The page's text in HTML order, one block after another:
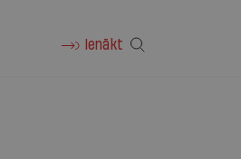
Ienākt